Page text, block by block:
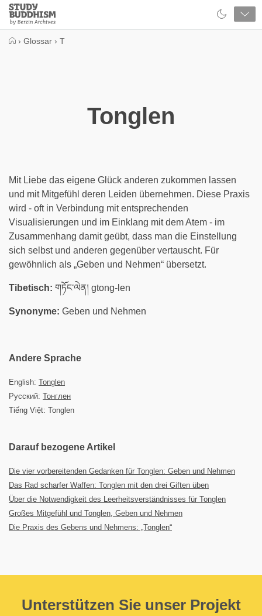
Close
Study
Buddhism
› Glossar › T
Tonglen
Mit Liebe das eigene Glück anderen zukommen lassen
und mit Mitgefühl deren Leiden übernehmen. Diese Praxis
wird - oft in Verbindung mit entsprechenden
Visualisierungen und im Einklang mit dem Atem - im
Zusammenhang damit geübt, dass man die Einstellung
sich selbst und anderen gegenüber vertauscht. Für
gewöhnlich als „Geben und Nehmen“ übersetzt.
Tibetisch: གཏོང་ལེན། gtong-len
Synonyme: Geben und Nehmen
Andere Sprache
English: Tonglen
Русский: Тонглен
Tiếng Việt: Tonglen
Darauf bezogene Artikel
Die vier vorbereitenden Gedanken für Tonglen: Geben und Nehmen
Das Rad scharfer Waffen: Tonglen mit den drei Giften üben
Über die Notwendigkeit des Leerheitsverständnisses für Tonglen
Großes Mitgefühl und Tonglen, Geben und Nehmen
Die Praxis des Gebens und Nehmens: „Tonglen“
Unterstützen Sie unser Projekt